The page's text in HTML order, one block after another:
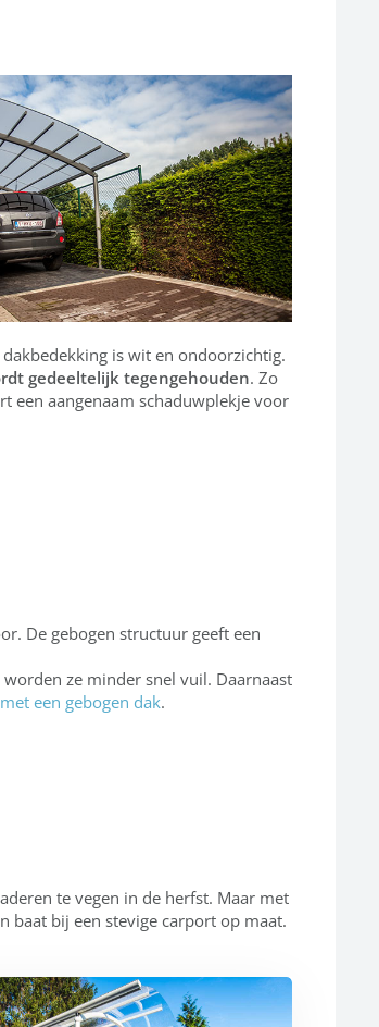
is wit en ondoorzichtig.
gedeeltelijk tegengehouden. Zo
een aangenaam schaduwplekje voor
De gebogen structuur geeft een
ze minder snel vuil. Daarnaast
een gebogen dak.
te vegen in de herfst. Maar met
baat bij een stevige carport op maat.